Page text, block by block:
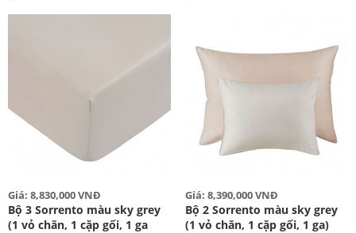
Giá: 8,830,000 VNĐ
Bộ 3 Sorrento màu sky grey
(1 vỏ chăn, 1 cặp gối, 1 ga
Giá: 8,390,000 VNĐ
Bộ 2 Sorrento màu sky grey
(1 vỏ chăn, 1 cặp gối, 1 ga)